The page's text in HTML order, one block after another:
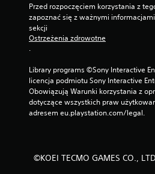
n
i
f
k
c
j
i
s
o
Przed rozpoczęciem korzystania z
zapoznać się z ważnymi
sekcji
Ostrzeżenia zdrowotne
.
Library programs ©Sony Interactive
licencja podmiotu Sony Interactive
Obowiązują Warunki korzystania z
dotyczące wszystkich praw
adresem eu.playstation.com/legal.
©KOEI TECMO GAMES CO.,